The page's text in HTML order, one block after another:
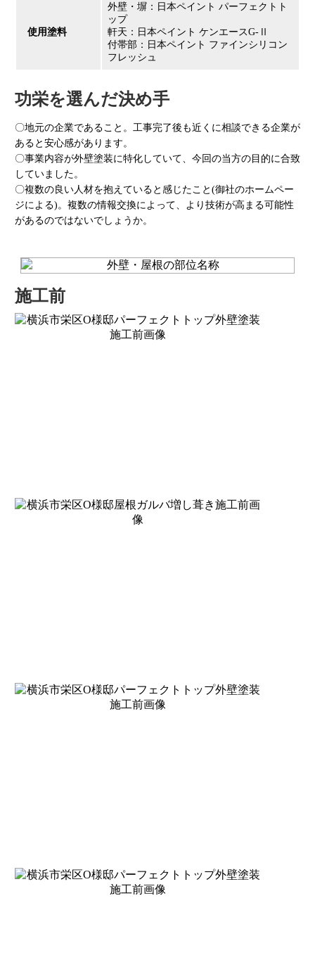
使用塗料
外壁・塀：日本ペイント パーフェクトト
ップ
軒天：日本ペイント ケンエースG-Ⅱ
付帯部：日本ペイント ファインシリコン
フレッシュ
功栄を選んだ決め手
〇地元の企業であること。工事完了後も近くに相談できる企業が
あると安心感があります。
〇事業内容が外壁塗装に特化していて、今回の当方の目的に合致
していました。
〇複数の良い人材を抱えていると感じたこと(御社のホームペー
ジによる)。複数の情報交換によって、より技術が高まる可能性
があるのではないでしょうか。
施工前